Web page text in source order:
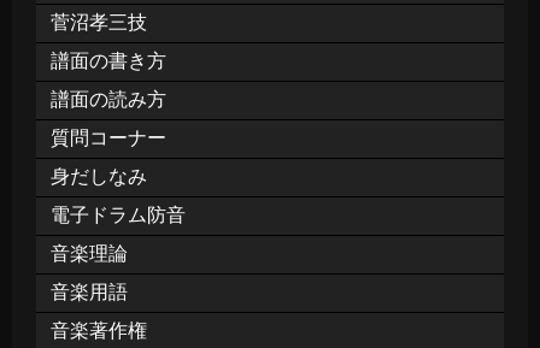
菅沼孝三技
譜面の書き方
譜面の読み方
質問コーナー
身だしなみ
電子ドラム防音
音楽理論
音楽用語
音楽著作権